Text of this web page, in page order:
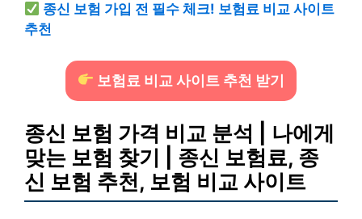
종신 보험 가입 전 필수 체크! 보험료 비교 사이트
추천
보험료 비교 사이트 추천 받기
종신 보험 가격 비교 분석 | 나에게
맞는 보험 찾기 | 종신 보험료, 종
신 보험 추천, 보험 비교 사이트